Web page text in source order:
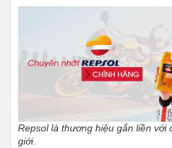
Repsol là thương hiệu gắn liền với
giới.